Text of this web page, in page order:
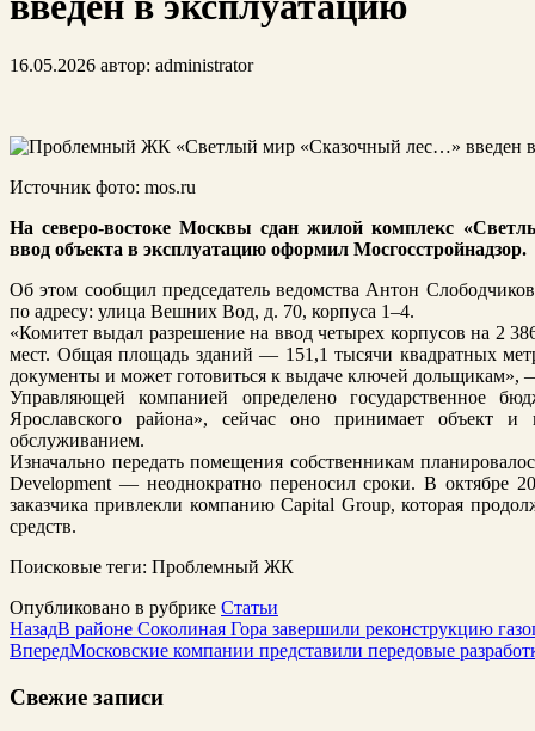
16.05.2026 автор: administrator
Источник фото: mos.ru
На северо-востоке Москвы сдан жилой комплекс
ввод объекта в эксплуатацию оформил Мосгосстройнадзор.
Об этом сообщил председатель ведомства Антон
по адресу: улица Вешних Вод, д. 70, корпуса 1–4.
«Комитет выдал разрешение на ввод четырех корпусов на 2
мест. Общая площадь зданий — 151,1 тысячи квадратных
документы и может готовиться к выдаче ключей
Управляющей компанией определено государственное
Ярославского района», сейчас оно принимает объект
обслуживанием.
Изначально передать помещения собственникам
Development — неоднократно переносил сроки. В октябре
заказчика привлекли компанию Capital Group, которая
средств.
Поисковые теги: Проблемный ЖК
Опубликовано в рубрике Статьи
НазадВ районе Соколиная Гора завершили реконструкцию
ВпередМосковские компании представили передовые
Свежие записи